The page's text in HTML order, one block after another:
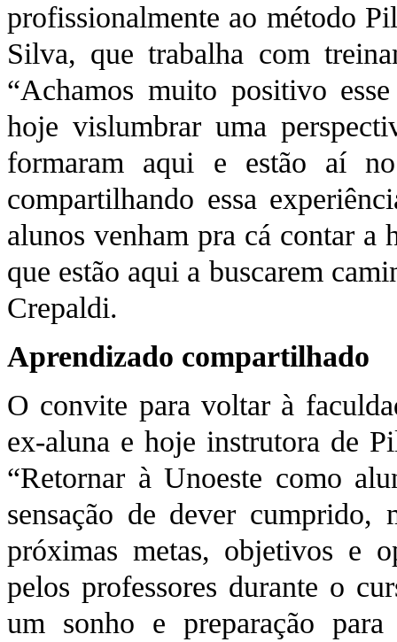
profissionalmente ao método
Silva, que trabalha com
“Achamos muito positivo
hoje vislumbrar uma
formaram aqui e estão aí
compartilhando essa
alunos venham pra cá contar a
que estão aqui a buscarem
Crepaldi.
Aprendizado compartilhado
O convite para voltar à
ex-aluna e hoje instrutora de
“Retornar à Unoeste como
sensação de dever cumprido,
próximas metas, objetivos e
pelos professores durante o
um sonho e preparação